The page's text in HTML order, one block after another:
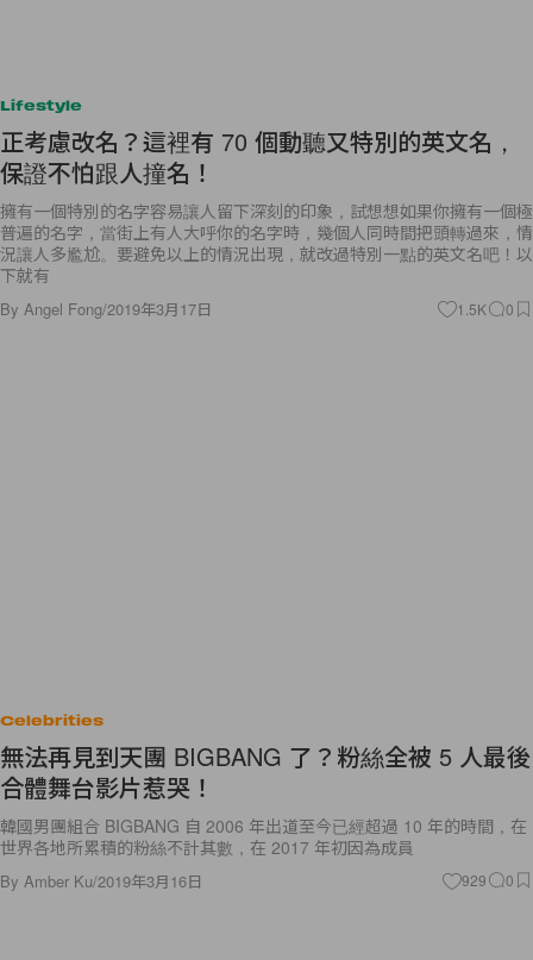
Lifestyle
正考慮改名？這裡有 70 個動聽又特別的英文名，
保證不怕跟人撞名！
擁有一個特別的名字容易讓人留下深刻的印象，試想想如果你擁有一個極
普遍的名字，當街上有人大呼你的名字時，幾個人同時間把頭轉過來，情
況讓人多尷尬。要避免以上的情況出現，就改過特別一點的英文名吧！以
下就有
By Angel Fong/2019年3月17日 1.5K 0
Celebrities
無法再見到天團 BIGBANG 了？粉絲全被 5 人最後
合體舞台影片惹哭！
韓國男團組合 BIGBANG 自 2006 年出道至今已經超過 10 年的時間，在
世界各地所累積的粉絲不計其數，在 2017 年初因為成員
By Amber Ku/2019年3月16日 929 0